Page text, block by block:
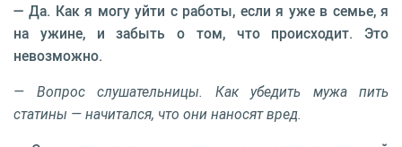
— Да. Как я могу уйти с работы, если я уже в семье, я
на ужине, и забыть о том, что происходит. Это
невозможно.
— Вопрос слушательницы. Как убедить мужа пить
статины — начитался, что они наносят вред.